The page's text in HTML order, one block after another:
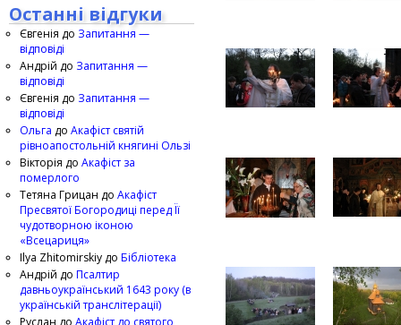
Останні відгуки
Євгенія до Запитання —
відповіді
Андрій до Запитання —
відповіді
Євгенія до Запитання —
відповіді
Ольга до Акафіст святій
рівноапостольній княгині Ользі
Вікторія до Акафіст за
померлого
Тетяна Грицан до Акафіст
Пресвятої Богородиці перед Її
чудотворною іконою
«Всецариця»
Ilya Zhitomirskiy до Бібліотека
Андрій до Псалтир
давньоукраїнський 1643 року (в
українській транслітерації)
Руслан до Акафіст до святого